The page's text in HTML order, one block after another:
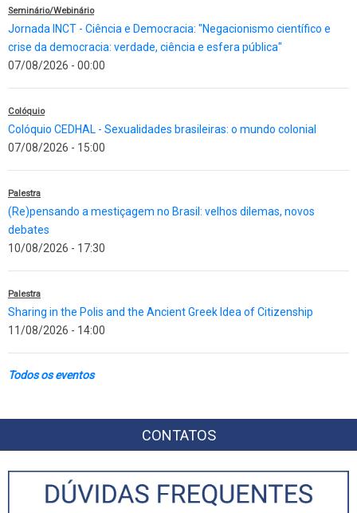
Seminário/Webinário
Jornada INCT - Ciência e Democracia: "Negacionismo científico e
crise da democracia: verdade, ciência e esfera pública"
07/08/2026 - 00:00
Colóquio
Colóquio CEDHAL - Sexualidades brasileiras: o mundo colonial
07/08/2026 - 15:00
Palestra
(Re)pensando a mestiçagem no Brasil: velhos dilemas, novos
debates
10/08/2026 - 17:30
Palestra
Sharing in the Polis and the Ancient Greek Idea of Citizenship
11/08/2026 - 14:00
Todos os eventos
CONTATOS